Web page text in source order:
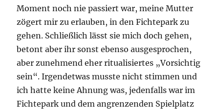
Moment noch nie passiert war, meine Mutter
zögert mir zu erlauben, in den Fichtepark zu
gehen. Schließlich lässt sie mich doch gehen,
betont aber ihr sonst ebenso ausgesprochen,
aber zunehmend eher ritualisiertes „Vorsichtig
sein“. Irgendetwas musste nicht stimmen und
ich hatte keine Ahnung was, jedenfalls war im
Fichtepark und dem angrenzenden Spielplatz